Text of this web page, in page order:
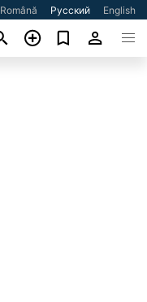
Română Русский English